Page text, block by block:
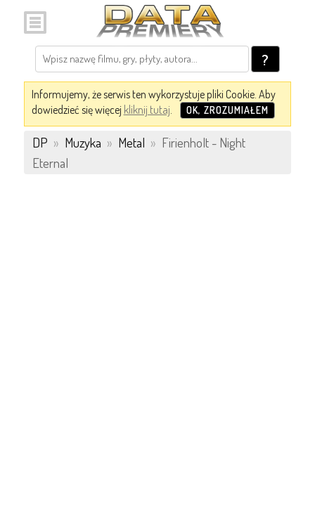
?
Informujemy, że serwis ten wykorzystuje pliki Cookie. Aby
dowiedzieć się więcej kliknij tutaj. OK, ZROZUMIAŁEM
DP » Muzyka » Metal » Firienholt - Night
Eternal